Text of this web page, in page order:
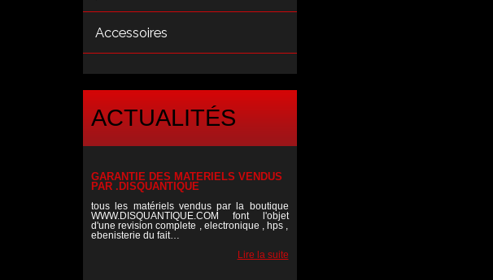
Accessoires
ACTUALITÉS
Lire la suite
GARANTIE DES MATERIELS VENDUS
PAR .DISQUANTIQUE
tous les matériels vendus par la boutique
WWW.DISQUANTIQUE.COM font l'objet
d'une revision complete , electronique , hps ,
ebenisterie du fait…
Lire la suite